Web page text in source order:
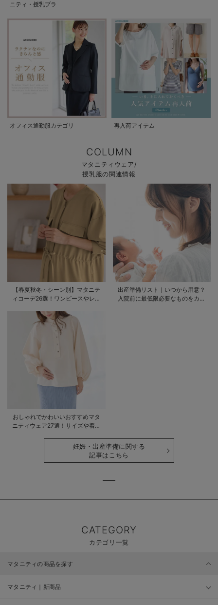
ニティ・授乳ブラ
オフィス通勤服カテゴリ 再入荷アイテム
COLUMN
マタニティウェア/
授乳服の関連情報
【春夏秋冬・シーン別】マタニテ
ィコーデ26選！ワンピースやレギ
出産準備リスト｜いつから用意？
入院前に最低限必要なものをカテ
おしゃれでかわいいおすすめマタ
ニティウェア27選！サイズや着る
妊娠・出産準備に関する
記事はこちら
CATEGORY
カテゴリ一覧
マタニティの商品を探す
マタニティ｜新商品